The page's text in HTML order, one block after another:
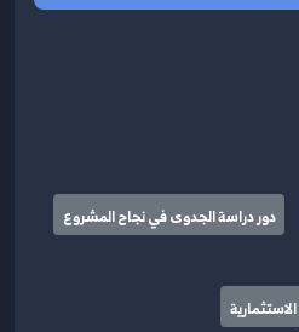
دور دراسة الجدوى في نجاح المشروع